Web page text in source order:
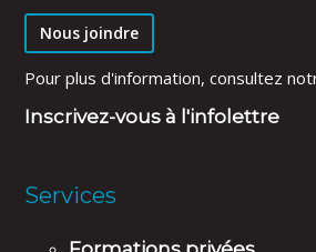
Nous joindre
Pour plus d'information, consultez
Inscrivez-vous à l'infolettre
Services